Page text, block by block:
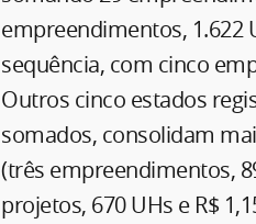
empreendimentos, 1.622
sequência, com cinco
Outros cinco estados
somados, consolidam
(três empreendimentos,
projetos, 670 UHs e R$